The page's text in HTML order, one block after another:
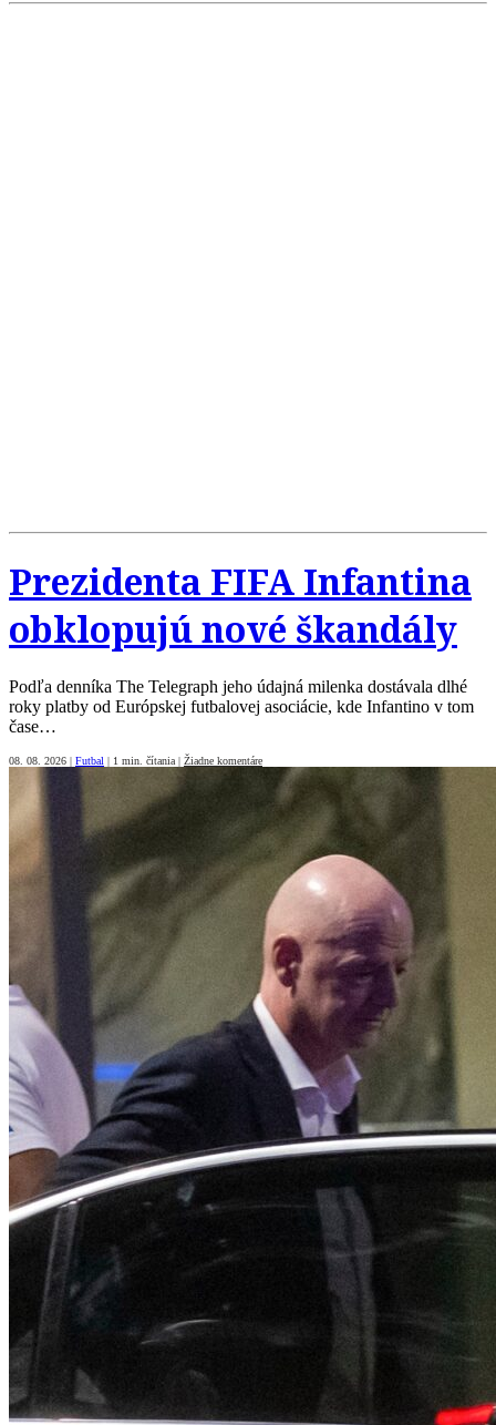
Prezidenta FIFA Infantina
obklopujú nové škandály
Podľa denníka The Telegraph jeho údajná milenka dostávala dlhé
roky platby od Európskej futbalovej asociácie, kde Infantino v tom
čase…
08. 08. 2026 | Futbal | 1 min. čítania | Žiadne komentáre